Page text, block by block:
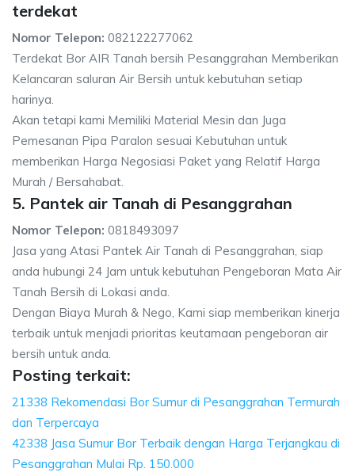
terdekat
Nomor Telepon: 082122277062
Terdekat Bor AIR Tanah bersih Pesanggrahan Memberikan
Kelancaran saluran Air Bersih untuk kebutuhan setiap
harinya.
Akan tetapi kami Memiliki Material Mesin dan Juga
Pemesanan Pipa Paralon sesuai Kebutuhan untuk
memberikan Harga Negosiasi Paket yang Relatif Harga
Murah / Bersahabat.
5. Pantek air Tanah di Pesanggrahan
Nomor Telepon: 0818493097
Jasa yang Atasi Pantek Air Tanah di Pesanggrahan, siap
anda hubungi 24 Jam untuk kebutuhan Pengeboran Mata Air
Tanah Bersih di Lokasi anda.
Dengan Biaya Murah & Nego, Kami siap memberikan kinerja
terbaik untuk menjadi prioritas keutamaan pengeboran air
bersih untuk anda.
Posting terkait:
21338 Rekomendasi Bor Sumur di Pesanggrahan Termurah
dan Terpercaya
42338 Jasa Sumur Bor Terbaik dengan Harga Terjangkau di
Pesanggrahan Mulai Rp. 150.000